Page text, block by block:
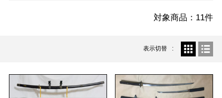
対象商品：11件
表示切替